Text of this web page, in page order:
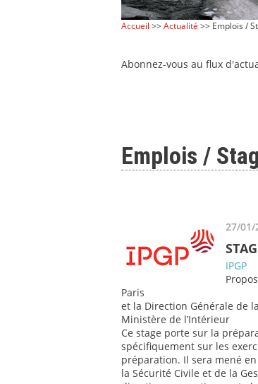
Accueil >>Actualité >> Emplois /
Abonnez-vous au flux
Emplois /
27/01/
IPGP
Paris
et la Direction Générale de
Ministère de l’Intérieur
Ce stage porte sur la
spécifiquement sur les
préparation. Il sera mené
la Sécurité Civile et de la